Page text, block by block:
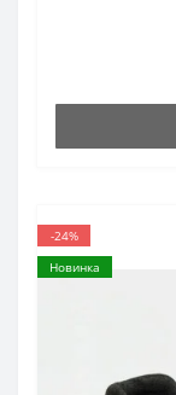
-24%
Новинка